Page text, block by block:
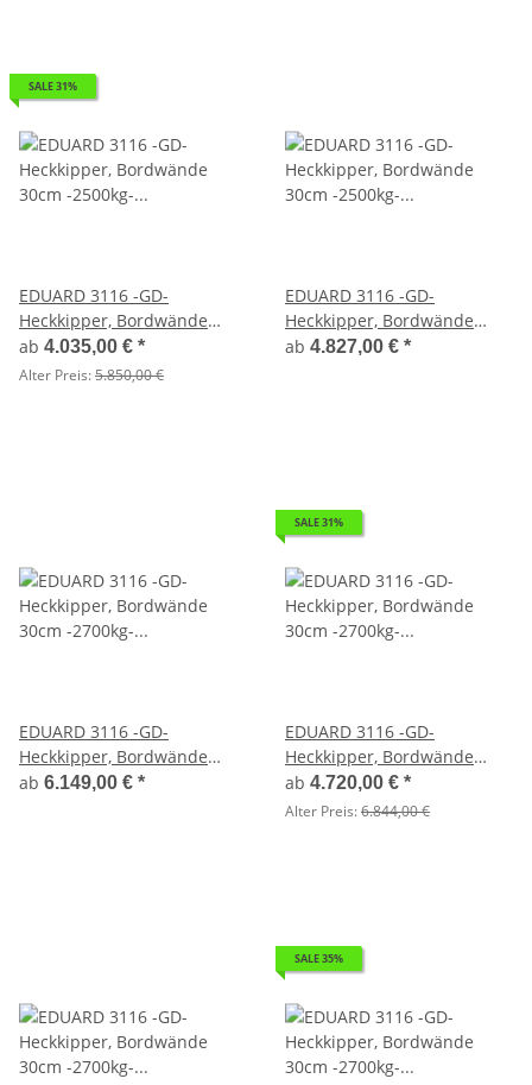
SALE 31%
EDUARD 3116 -GD-
Heckkipper, Bordwände
30cm -2500kg- H-Pumpe -
Lfh: 72cm -165R13
ab 4.035,00 € *
Alter Preis:5.850,00 €
EDUARD 3116 -GD-
Heckkipper, Bordwände
30cm -2500kg- H-Pumpe -
ab 4.827,00 € *
EDUARD 3116 -GD-
Heckkipper, Bordwände
30cm -2700kg- E & H-Pumpe
ab 6.149,00 € *
SALE 31%
EDUARD 3116 -GD-
Heckkipper, Bordwände
30cm -2700kg- E & H-Pumpe
- Lfh: 72cm -185/70R13
ab 4.720,00 € *
Alter Preis:6.844,00 €
SALE 35%